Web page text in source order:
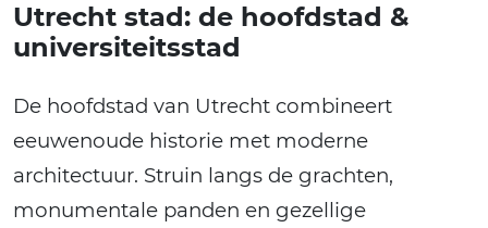
Utrecht stad: de hoofdstad &
universiteitsstad
De hoofdstad van Utrecht combineert
eeuwenoude historie met moderne
architectuur. Struin langs de grachten,
monumentale panden en gezellige